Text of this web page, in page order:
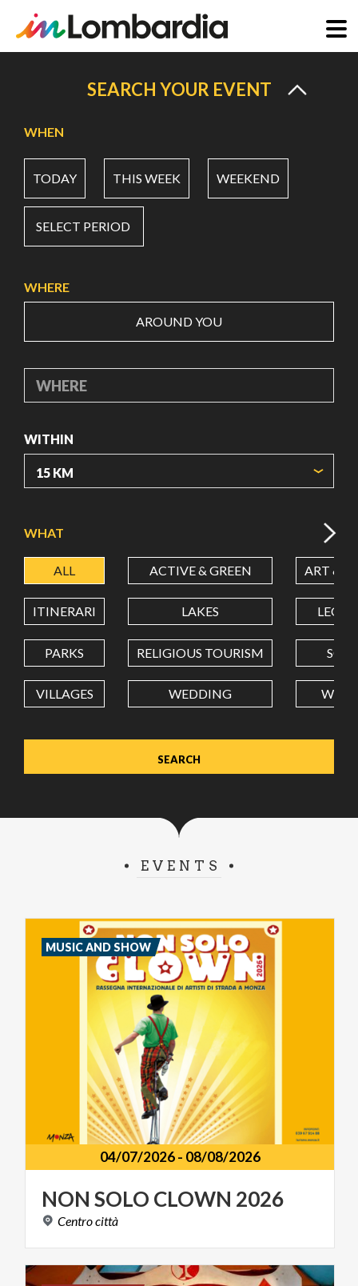
content
SEARCH YOUR EVENT
WHEN
TODAY THIS WEEK WEEKEND
SELECT PERIOD
WHERE
AROUND YOU
WHERE
WITHIN
LATITUDE
LONGITUDE
Value in decimal degrees. Use dot (.) as decimal separator.
WHAT
ALL ACTIVE & GREEN ART &
ITINERARI LAKES
PARKS RELIGIOUS TOURISM
VILLAGES WEDDING
EVENTS
04/07/2026- 08/08/2026
NON SOLO CLOWN 2026
Centrocittà
MUSIC AND SHOW